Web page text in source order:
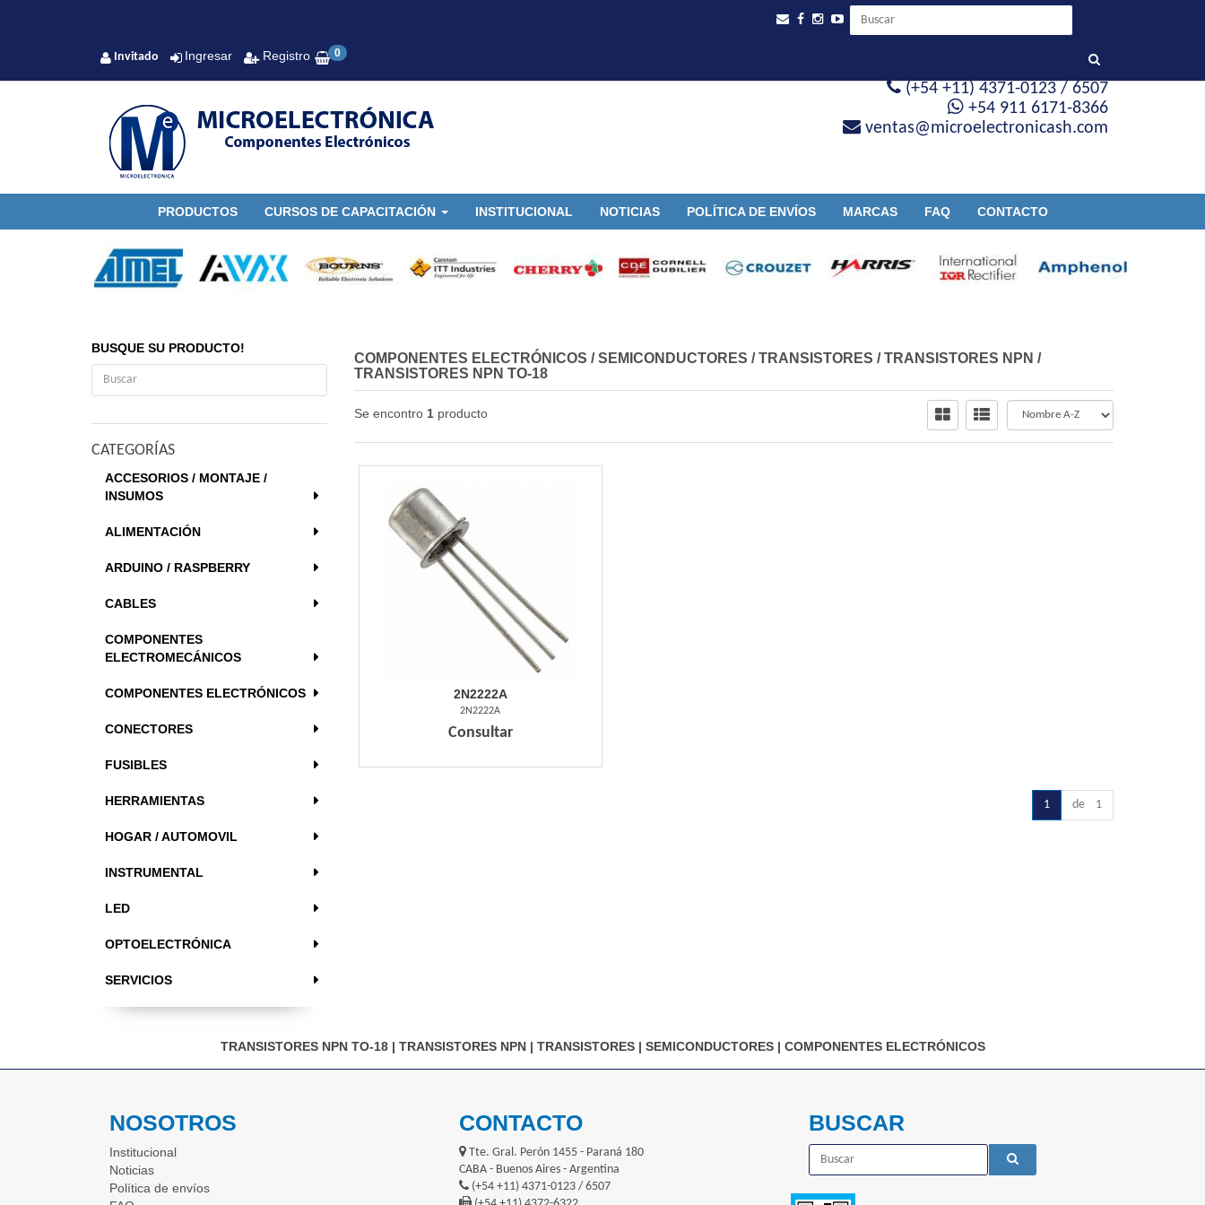
Invitado Ingresar Registro 0
PRODUCTOS CURSOS DE CAPACITACIÓN INSTITUCIONAL NOTICIAS POLÍTICA DE ENVÍOS MARCAS FAQ CONTACTO
(+54 +11) 4371-0123 / 6507
+54 911 6171-8366
ventas@microelectronicash.com
BUSQUE SU PRODUCTO!
CATEGORÍAS
ACCESORIOS / MONTAJE /
INSUMOS
ALIMENTACIÓN
ARDUINO / RASPBERRY
CABLES
COMPONENTES
ELECTROMECÁNICOS
COMPONENTES ELECTRÓNICOS
CONECTORES
FUSIBLES
HERRAMIENTAS
HOGAR / AUTOMOVIL
INSTRUMENTAL
LED
OPTOELECTRÓNICA
SERVICIOS
COMPONENTES ELECTRÓNICOS /SEMICONDUCTORES /TRANSISTORES /TRANSISTORES NPN /
TRANSISTORES NPN TO-18
Se encontro 1 producto
2N2222A
2N2222A
Consultar
1 de 1
TRANSISTORES NPN TO-18| TRANSISTORES NPN| TRANSISTORES| SEMICONDUCTORES| COMPONENTES ELECTRÓNICOS
NOSOTROS
Institucional
Noticias
Política de envíos
CONTACTO
Tte. Gral. Perón 1455 - Paraná 180
CABA - Buenos Aires - Argentina
(+54 +11) 4371-0123 / 6507
BUSCAR